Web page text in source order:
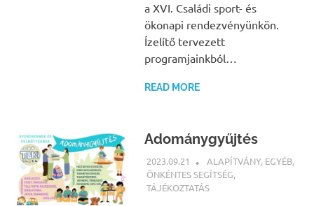
a XVI. Családi sport- és
ökonapi rendezvényünkön.
Ízelítő tervezett
programjainkból…
READ MORE
Adománygyűjtés
2023.09.21 BÁRTFAI JUDIT
ALAPÍTVÁNY, EGYÉB,
ÖNKÉNTES SEGÍTSÉG,
TÁJÉKOZTATÁS